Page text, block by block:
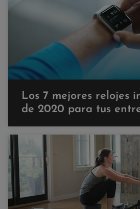
Los 7 mejores relojes
de 2020 para tus